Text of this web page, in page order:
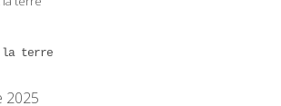
la terre
2025